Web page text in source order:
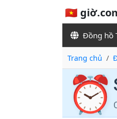
🇻🇳
Đồng hồ
Trang chủ
⏰